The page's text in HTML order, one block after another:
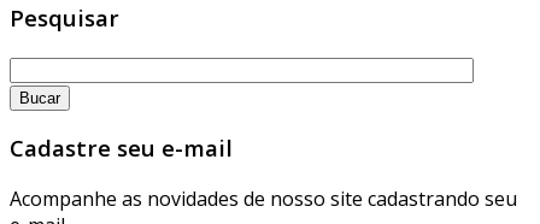
Pesquisar
Cadastre seu e-mail
Acompanhe as novidades de nosso site cadastrando seu